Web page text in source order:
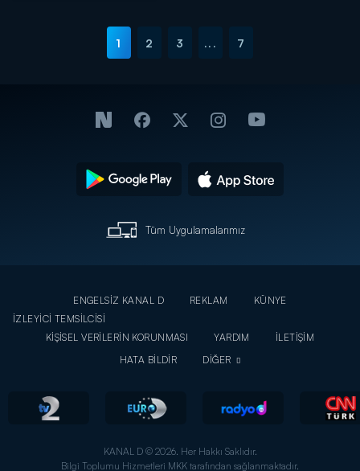
1 2 3 ... 7
Tüm Uygulamalarımız
ENGELSİZ KANAL D REKLAM
KÜNYE
İZLEYİCİ TEMSİLCİSİ
KİŞİSEL VERİLERİN KORUNMASI
YARDIM
İLETİŞİM
HATA BİLDİR
DİĞER
KANAL D © 2026. Her Hakkı Saklıdır.
Bilgi Toplumu Hizmetleri MKK tarafından sağlanmaktadır.